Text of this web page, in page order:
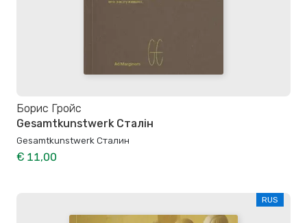
Борис Гройс
Gesamtkunstwerk Сталін
Gesamtkunstwerk Сталин
€ 11,00
RUS